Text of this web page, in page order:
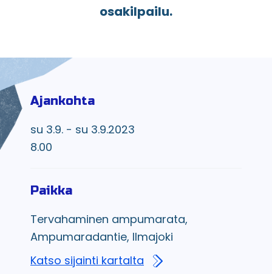
osakilpailu.
Ajankohta
su 3.9. - su 3.9.2023
8.00
Paikka
Tervahaminen ampumarata,
Ampumaradantie, Ilmajoki
Katso sijainti kartalta